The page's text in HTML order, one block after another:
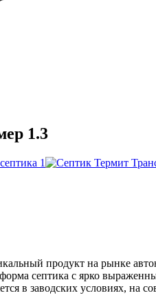
1.3
продукт на рынке
септика с ярко
в заводских условиях,